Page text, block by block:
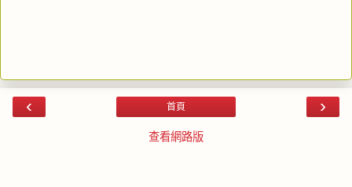
‹ ›
首頁
查看網路版